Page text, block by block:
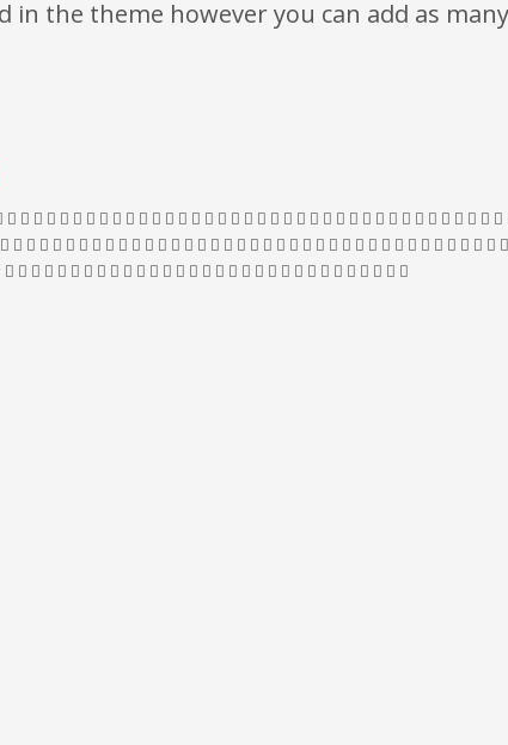
in the theme however you can add as